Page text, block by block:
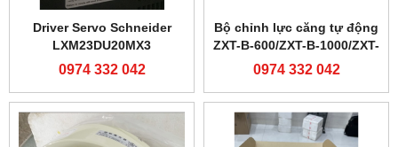
Driver Servo Schneider
LXM23DU20MX3
0974 332 042
Bộ chỉnh lực căng tự động
ZXT-B-600/ZXT-B-1000/ZXT-
C-600/ZXT-C-1000
0974 332 042